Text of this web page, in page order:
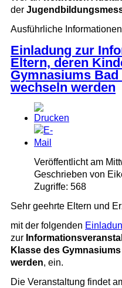
der
Ausführliche
Einladung zur
Eltern, deren
Gymnasiums
wechseln werden
Veröffentlicht am
Geschrieben von
Zugriffe: 568
Sehr geehrte Eltern und
mit der folgenden
zur
Klasse des
werden, ein.
Die Veranstaltung findet